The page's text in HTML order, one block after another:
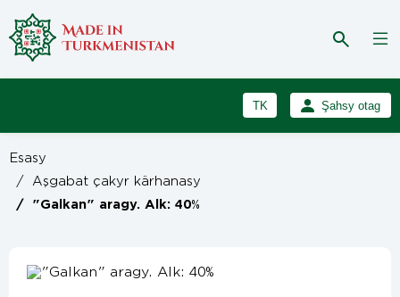
TK
RU
Şahsy otag
Esasy
/ Aşgabat çakyr kärhanasy
/ "Galkan" aragy. Alk: 40%